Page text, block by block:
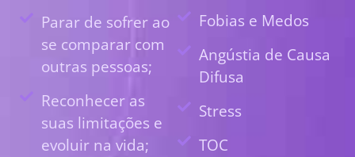
Parar de sofrer ao
se comparar com
outras pessoas;
Reconhecer as
suas limitações e
evoluir na vida;
Fobias e Medos
Angústia de Causa
Difusa
Stress
TOC